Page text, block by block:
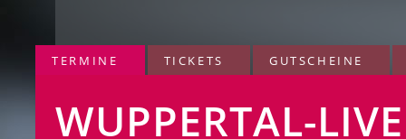
TERMINE TICKETS GUTSCHEINE
WUPPERTAL-LIVE